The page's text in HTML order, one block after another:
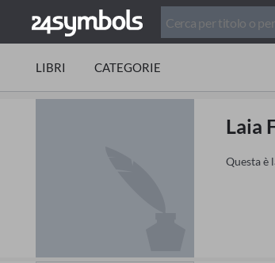
LIBRI CATEGORIE
Laia
Questa è